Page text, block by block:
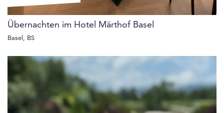
Übernachten im Hotel Märthof Basel
Basel, BS